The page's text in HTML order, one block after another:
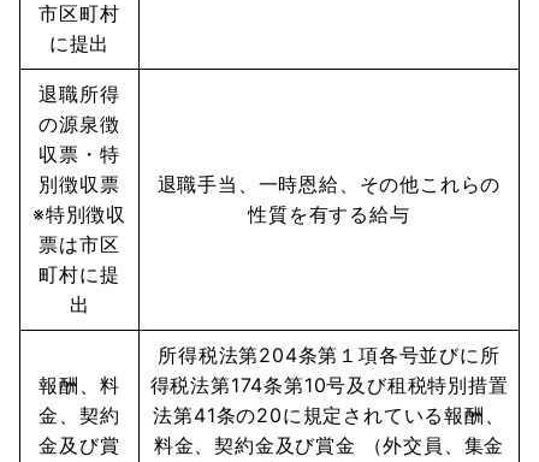
市区町村
に提出
退職所得
の源泉徴
収票・特
別徴収票
※特別徴収
票は市区
町村に提
出
退職手当、一時恩給、その他これらの
性質を有する給与
報酬、料
金、契約
金及び賞
所得税法第204条第１項各号並びに所
得税法第174条第10号及び租税特別措置
法第41条の20に規定されている報酬、
料金、契約金及び賞金 （外交員、集金